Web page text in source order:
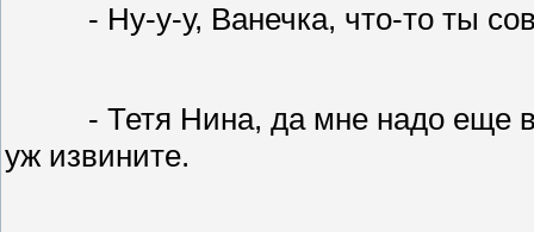
- Ну-у-у, Ванечка, что-то ты
- Тетя Нина, да мне надо еще
уж извините.